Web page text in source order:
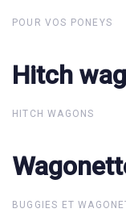
POUR VOS PONEYS
Hitch
Hitch
HITCH WAGONS
BUGGIES ET